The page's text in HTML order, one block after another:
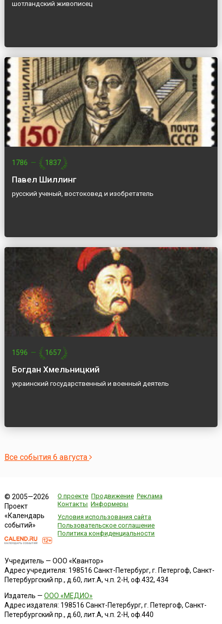
шотландский живописец
1786 — 1837
Павел Шиллинг
русский ученый, востоковед и изобретатель
1596 — 1657
Богдан Хмельницкий
украинский государственный и военный деятель
Все события 6 августа
© 2005—2026
Проект
«Календарь
событий»
О проекте Продвижение Реклама
Контакты Информеры
Условия использования сайта
Пользовательское соглашение
Политика конфиденциальности
Учредитель — ООО «Квантор»
Адрес учредителя: 198516 Санкт-Петербург, г. Петергоф, Санкт-
Петербургский пр., д.60, лит.А, ч.п. 2-Н, оф.432, 434
Издатель — ООО «МЕДИО»
Адрес издателя: 198516 Санкт-Петербург, г. Петергоф, Санкт-
Петербургский пр., д.60, лит.А, ч.п. 2-Н, оф.440